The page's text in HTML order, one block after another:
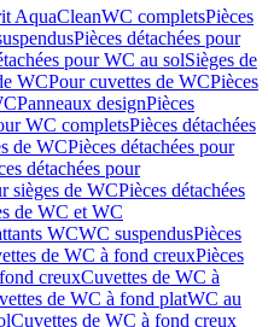
AquaCleanWC completsPièces
Pièces détachées pour
pour WC au solSièges de
WCPour cuvettes de WCPièces
Panneaux designPièces
WC completsPièces détachées
de WCPièces détachées pour
détachées pour
sièges de WCPièces détachées
de WC et WC
WCWC suspendusPièces
de WC à fond creuxPièces
creuxCuvettes de WC à
de WC à fond platWC au
Cuvettes de WC à fond creux